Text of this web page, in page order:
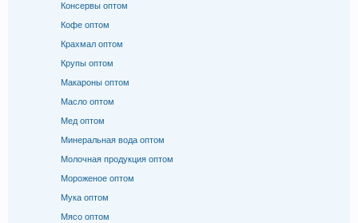
Консервы оптом
Кофе оптом
Крахмал оптом
Крупы оптом
Макароны оптом
Масло оптом
Мед оптом
Минеральная вода оптом
Молочная продукция оптом
Мороженое оптом
Мука оптом
Мясо оптом